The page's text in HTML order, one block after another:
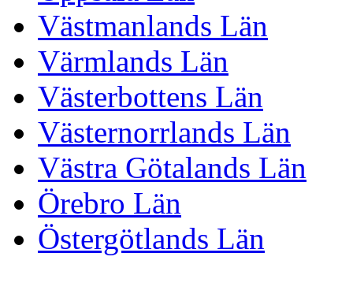
Västmanlands Län
Värmlands Län
Västerbottens Län
Västernorrlands Län
Västra Götalands Län
Örebro Län
Östergötlands Län